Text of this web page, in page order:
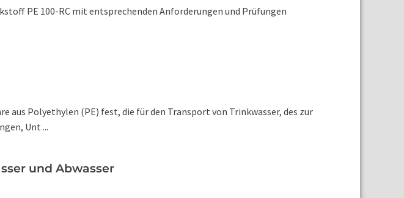
PE 100-RC mit entsprechenden Anforderungen und Prüfungen
aus Polyethylen (PE) fest, die für den Transport von Trinkwasser, des zur
Unt ...
und Abwasser